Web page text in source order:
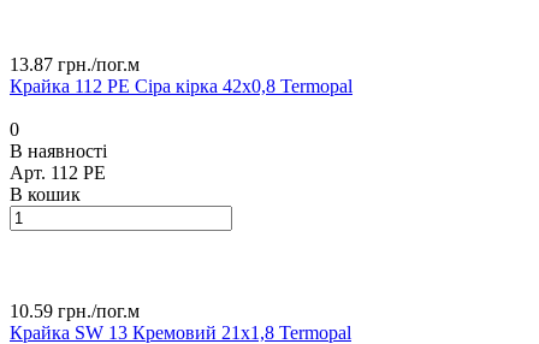
13.87 грн./пог.м
Крайка 112 РЕ Сіра кірка 42х0,8 Termopal
0
В наявності
Арт. 112 РЕ
В кошик
10.59 грн./пог.м
Крайка SW 13 Кремовий 21х1,8 Termopal